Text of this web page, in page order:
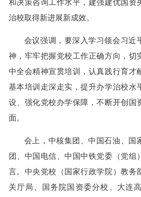
和决策咨询工作水平，建强建优国资
治校取得新进展新成效。
会议强调，要深入学习领会习近
神，牢牢把握党校工作正确方向，切
中全会精神宣贯培训，认真践行育才
基本培训走深走实，提升办学治校水
设、强化党校办学保障，不断开创国
面。
会上，中核集团、中国石油、国
团、中国电信、中国中铁党委（党组
言。中央党校（国家行政学院）教务
关厅局、国务院国资委分校、大连